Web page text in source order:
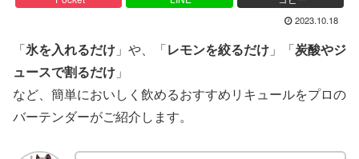
2023.10.18
「氷を入れるだけ 」や、「レモンを絞るだけ 」「炭酸やジ
ュースで割るだけ 」
など、簡単においしく飲めるおすすめリキュールをプロの
バーテンダーがご紹介します。